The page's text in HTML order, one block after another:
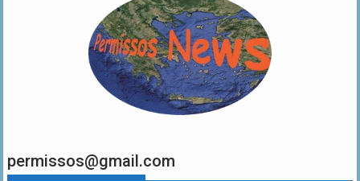
permissos@gmail.com